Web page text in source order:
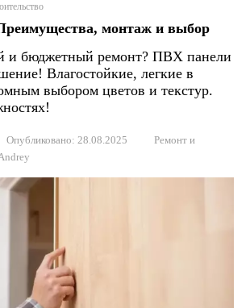
монтаж и выбор
и бюджетный ремонт? ПВХ панели
Влагостойкие, легкие в
выбором цветов и текстур.
Опубликовано: 28.08.2025
Ремонт и